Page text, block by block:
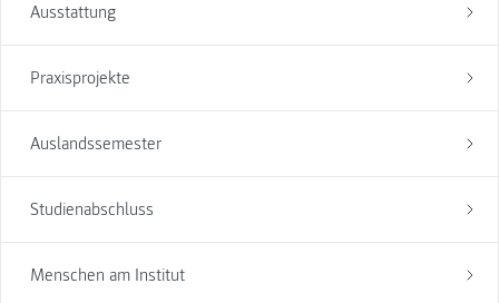
Ausstattung
Praxisprojekte
Auslandssemester
Studienabschluss
Menschen am Institut